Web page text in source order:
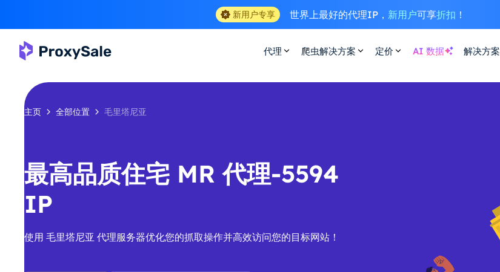
新用户专享 世界上最好的代理IP， 新用户可享折扣 ！
代理 爬虫解决方案 定价 AI 数据 解决方案
主页 全部位置 毛里塔尼亚
最高品质住宅 MR 代理-5594
IP
使用 毛里塔尼亚 代理服务器优化您的抓取操作并高效访问您的目标网站！